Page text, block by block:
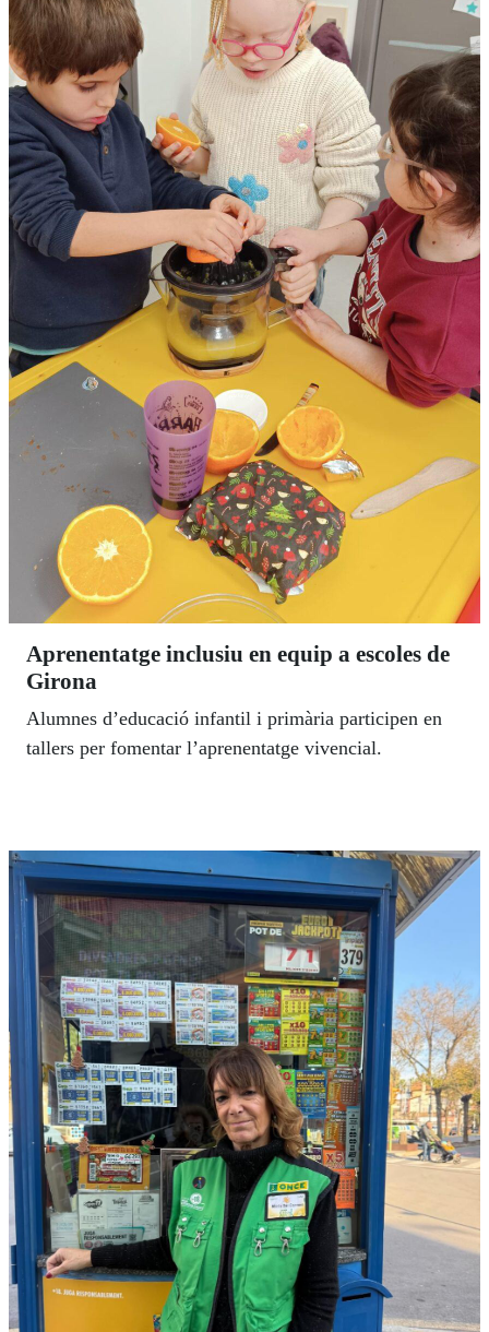
Aprenentatge inclusiu en equip a escoles de
Girona
Alumnes d’educació infantil i primària participen en
tallers per fomentar l’aprenentatge vivencial.